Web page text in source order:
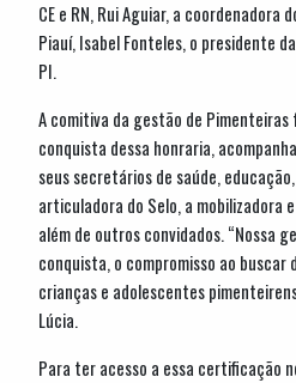
CE e RN, Rui Aguiar, a coordenadora
Piauí, Isabel Fonteles, o presidente
PI.
A comitiva da gestão de
conquista dessa honraria,
seus secretários de saúde,
articuladora do Selo, a mobilizadora
além de outros convidados. “Nossa
conquista, o compromisso ao buscar
crianças e adolescentes
Lúcia.
Para ter acesso a essa certificação